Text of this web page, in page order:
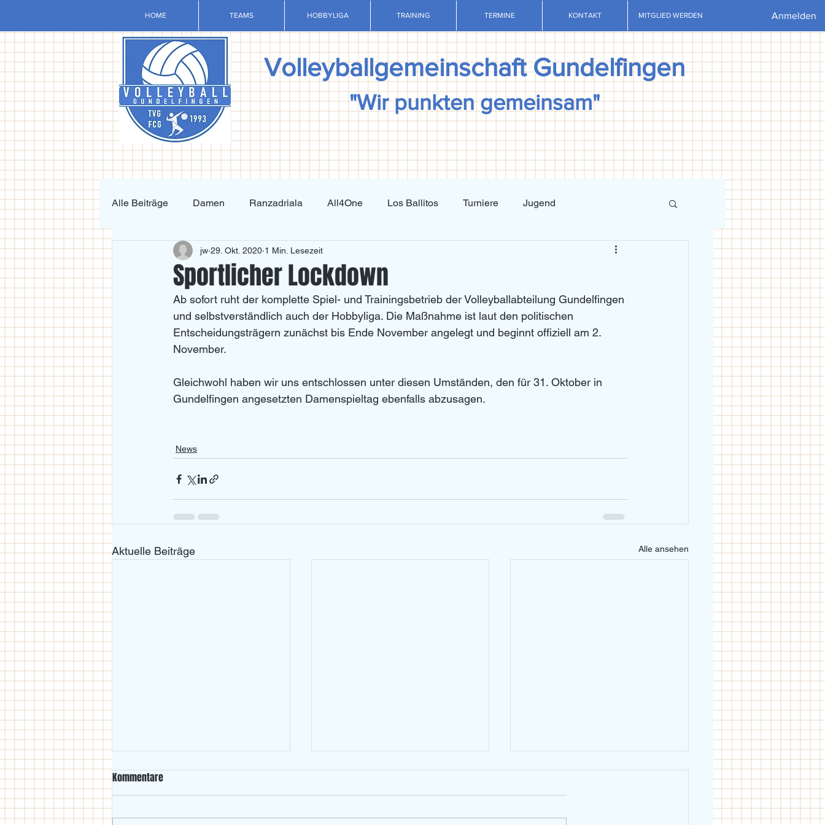
HOME TEAMS HOBBYLIGA TRAINING TERMINE KONTAKT MITGLIED WERDEN Anmelden
Volleyballgemeinschaft Gundelfingen
"Wir punkten gemeinsam"
Alle Beiträge Damen Ranzadriala All4One Los Ballitos Turniere Jugend
Krafttraining und Vorbereitung Techniktraining
U11/U12 U14 Left Overs U 20
Sportlicher Lockdown
jw 29. Okt. 2020 1 Min. Lesezeit
Ab sofort ruht der komplette Spiel- und Trainingsbetrieb der Volleyballabteilung Gundelfingen
und selbstverständlich auch der Hobbyliga. Die Maßnahme ist laut den politischen
Entscheidungsträgern zunächst bis Ende November angelegt und beginnt offiziell am 2.
November.
Gleichwohl haben wir uns entschlossen unter diesen Umständen, den für 31. Oktober in
Gundelfingen angesetzten Damenspieltag ebenfalls abzusagen.
News
Aktuelle Beiträge Alle ansehen
Kommentare